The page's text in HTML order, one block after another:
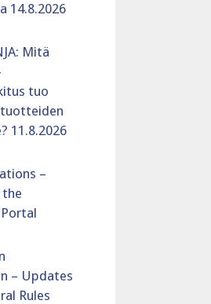
14.8.2026
Mitä
tuo
11.8.2026
–
– Updates
Rules